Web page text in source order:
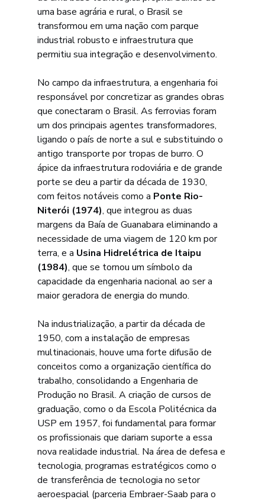
uma base agrária e rural, o Brasil se
transformou em uma nação com parque
industrial robusto e infraestrutura que
permitiu sua integração e desenvolvimento.
No campo da infraestrutura, a engenharia foi
responsável por concretizar as grandes obras
que conectaram o Brasil. As ferrovias foram
um dos principais agentes transformadores,
ligando o país de norte a sul e substituindo o
antigo transporte por tropas de burro. O
ápice da infraestrutura rodoviária e de grande
porte se deu a partir da década de 1930,
com feitos notáveis como a Ponte Rio-
Niterói (1974), que integrou as duas
margens da Baía de Guanabara eliminando a
necessidade de uma viagem de 120 km por
terra, e a Usina Hidrelétrica de Itaipu
(1984), que se tornou um símbolo da
capacidade da engenharia nacional ao ser a
maior geradora de energia do mundo.
Na industrialização, a partir da década de
1950, com a instalação de empresas
multinacionais, houve uma forte difusão de
conceitos como a organização científica do
trabalho, consolidando a Engenharia de
Produção no Brasil. A criação de cursos de
graduação, como o da Escola Politécnica da
USP em 1957, foi fundamental para formar
os profissionais que dariam suporte a essa
nova realidade industrial. Na área de defesa e
tecnologia, programas estratégicos como o
de transferência de tecnologia no setor
aeroespacial (parceria Embraer-Saab para o